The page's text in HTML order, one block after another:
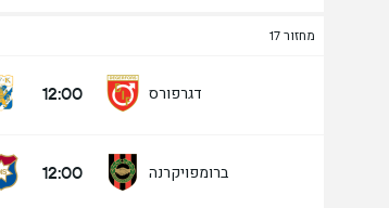
מחזור 17
דגרפורס 12:00
ברומפויקרנה 12:00